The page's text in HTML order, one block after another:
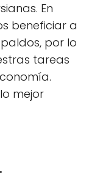
En
beneficiar a
por lo
tareas
mejor